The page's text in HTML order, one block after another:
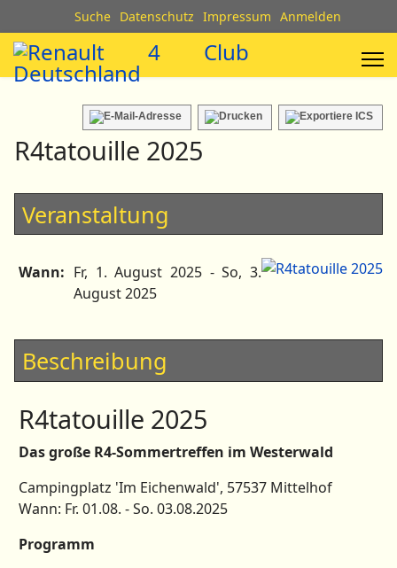
Suche Datenschutz Impressum Anmelden
R4tatouille 2025
Veranstaltung
Wann: Fr, 1. August 2025 - So, 3.
August 2025
Beschreibung
R4tatouille 2025
Das große R4-Sommertreffen im Westerwald
Campingplatz 'Im Eichenwald', 57537 Mittelhof
Wann: Fr. 01.08. - So. 03.08.2025
Programm